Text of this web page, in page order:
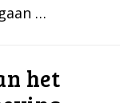
…
het